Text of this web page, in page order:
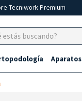
Tecniwork Premium
Aparatos